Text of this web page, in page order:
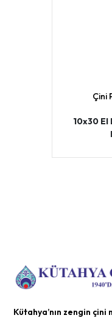
Çini
10x30
Kütahya’nın zengin